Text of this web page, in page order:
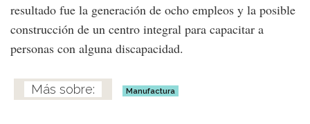
resultado fue la generación de ocho empleos y la posible
construcción de un centro integral para capacitar a
personas con alguna discapacidad.
Manufactura